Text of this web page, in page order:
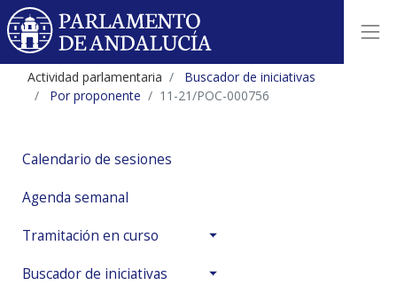
Actividad parlamentaria
Buscador de iniciativas
Por proponente
11-21/POC-000756
Calendario de sesiones
Agenda semanal
Tramitación en curso
Buscador de iniciativas